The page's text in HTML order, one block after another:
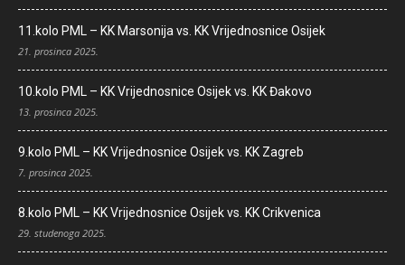
11.kolo PML – KK Marsonija vs. KK Vrijednosnice Osijek
21. prosinca 2025.
10.kolo PML – KK Vrijednosnice Osijek vs. KK Đakovo
13. prosinca 2025.
9.kolo PML – KK Vrijednosnice Osijek vs. KK Zagreb
7. prosinca 2025.
8.kolo PML – KK Vrijednosnice Osijek vs. KK Crikvenica
29. studenoga 2025.